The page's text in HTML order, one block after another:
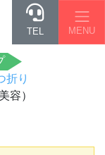
TEL MENU
折り
容）